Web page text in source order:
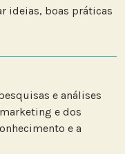
ideias, boas práticas
e análises
e dos
e a